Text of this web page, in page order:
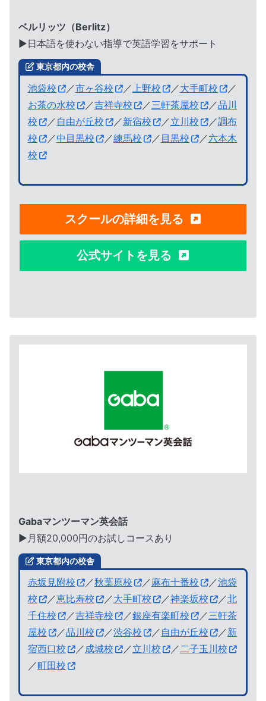
ベルリッツ（Berlitz）
▶︎日本語を使わない指導で英語学習をサポート
東京都内の校舎
池袋校 ／市ヶ谷校 ／ 上野校 ／大手町校
／
お茶の水校
／吉祥寺校 ／三軒茶屋校 ／品川
校
／ 自由が丘校 ／新宿校 ／立川校 ／調布
校
／中目黒校 ／練馬校 ／ 目黒校 ／六本木
校
スクールの詳細を見る
公式サイトを見る
Gabaマンツーマン英会話
▶︎月額20,000円のお試しコースあり
東京都内の校舎
赤坂見附校 ／秋葉原校 ／麻布十番校 ／池袋
校
／恵比寿校 ／大手町校 ／神楽坂校 ／北
千住校
／吉祥寺校 ／銀座有楽町校 ／三軒茶
屋校
／品川校 ／渋谷校 ／ 自由が丘校 ／新
宿西口校
／成城校 ／立川校 ／二子玉川校
／町田校